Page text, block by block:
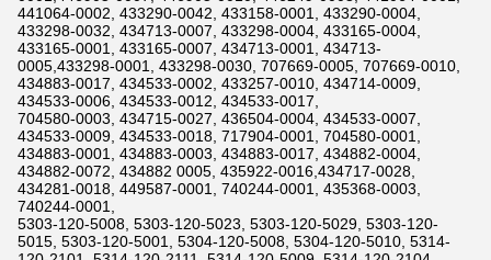
441064-0002, 433290-0042, 433158-0001, 433290-0004,
433298-0032, 434713-0007, 433298-0004, 433165-0004,
433165-0001, 433165-0007, 434713-0001, 434713-
0005,433298-0001, 433298-0030, 707669-0005, 707669-0010,
434883-0017, 434533-0002, 433257-0010, 434714-0009,
434533-0006, 434533-0012, 434533-0017,
704580-0003, 434715-0027, 436504-0004, 434533-0007,
434533-0009, 434533-0018, 717904-0001, 704580-0001,
434883-0001, 434883-0003, 434883-0017, 434882-0004,
434882-0072, 434882 0005, 435922-0016,434717-0028,
434281-0018, 449587-0001, 740244-0001, 435368-0003,
740244-0001,
5303-120-5008, 5303-120-5023, 5303-120-5029, 5303-120-
5015, 5303-120-5001, 5304-120-5008, 5304-120-5010, 5314-